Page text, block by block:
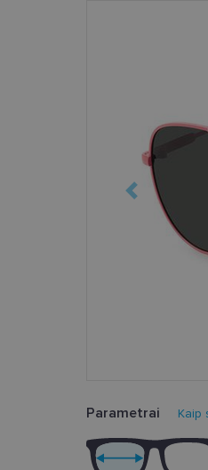
Parametrai Kaip